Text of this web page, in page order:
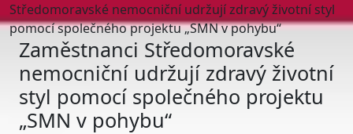
Středomoravské nemocniční udržují zdravý životní styl
pomocí společného projektu „SMN v pohybu“
Zaměstnanci Středomoravské
nemocniční udržují zdravý životní
styl pomocí společného projektu
„SMN v pohybu“